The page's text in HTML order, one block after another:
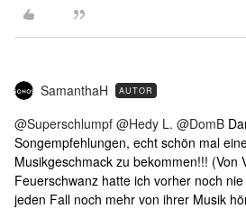
SamanthaH AUTOR
@Superschlumpf @Hedy L. @DomB
Songempfehlungen, echt schön mal
Musikgeschmack zu bekommen!!! (Von
Feuerschwanz hatte ich vorher noch
jeden Fall noch mehr von ihrer Musik